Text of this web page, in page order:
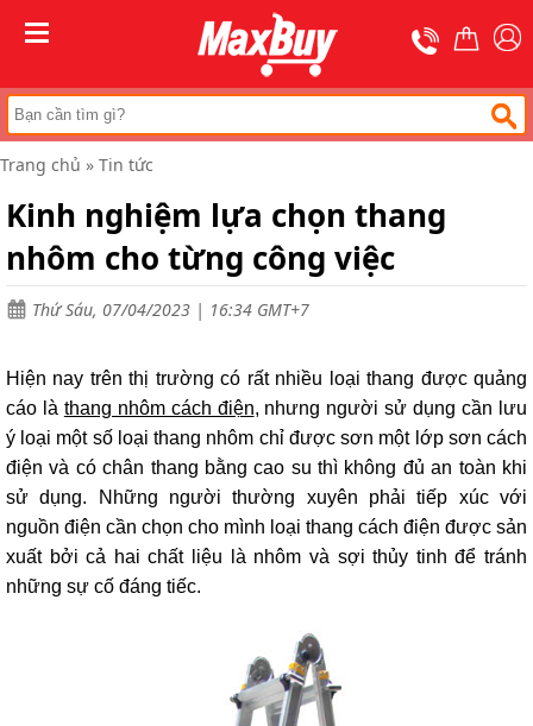
Trang
chủ
Thang
chữ
A
nhôm
rút
Thang
nhôm
cách
điện
Thang
nhôm
ghế
Thang
nhôm
gấp
(
rút
lồng
)
Trang chủ » Tin tức
Kinh nghiệm lựa chọn thang
nhôm cho từng công việc
Thứ Sáu, 07/04/2023 | 16:34 GMT+7
Hiện nay trên thị trường có rất nhiều loại thang được quảng
cáo là thang nhôm cách điện, nhưng người sử dụng cần lưu
ý loại một số loại thang nhôm chỉ được sơn một lớp sơn cách
điện và có chân thang bằng cao su thì không đủ an toàn khi
sử dụng. Những người thường xuyên phải tiếp xúc với
nguồn điện cần chọn cho mình loại thang cách điện được sản
xuất bởi cả hai chất liệu là nhôm và sợi thủy tinh để tránh
những sự cố đáng tiếc.